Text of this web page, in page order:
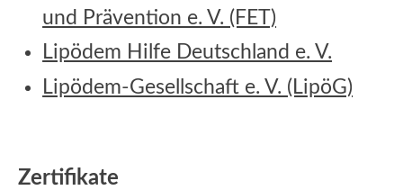
und Prävention e. V. (FET)
Lipödem Hilfe Deutschland e. V.
Lipödem-Gesellschaft e. V. (LipöG)
Zertifikate